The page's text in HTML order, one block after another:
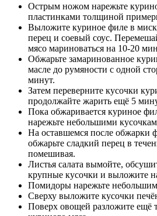
Острым ножом нарежьте
пластинками толщиной
Выложите куриное филе в
перец и соевый соус.
мясо мариноваться на 10-20
Обжарьте замаринованное
масле до румяности с одной
минут.
Затем переверните кусочки
продолжайте жарить ещё 5
Пока обжаривается куриное
нарежьте небольшими
На оставшемся после обжарки
обжарьте сладкий перец в
помешивая.
Листья салата вымойте,
крупные кусочки и выложите
Помидоры нарежьте
Сверху выложите кусочки
Поверх овощей разложите ещё